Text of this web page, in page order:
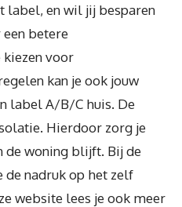
label, en wil jij besparen
betere
voor
kan je ook jouw
label A/B/C huis. De
Hierdoor zorg je
de woning blijft. Bij de
de nadruk op het zelf
website lees je ook meer